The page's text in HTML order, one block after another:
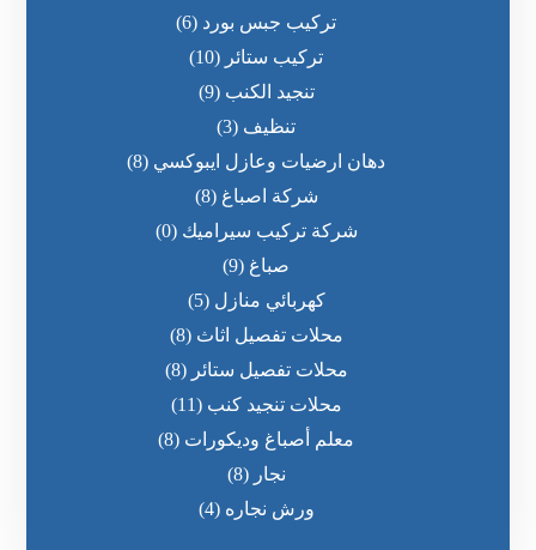
تركيب جبس بورد (6)
تركيب ستائر (10)
تنجيد الكنب (9)
تنظيف (3)
دهان ارضيات وعازل ايبوكسي (8)
شركة اصباغ (8)
شركة تركيب سيراميك (0)
صباغ (9)
كهربائي منازل (5)
محلات تفصيل اثاث (8)
محلات تفصيل ستائر (8)
محلات تنجيد كنب (11)
معلم أصباغ وديكورات (8)
نجار (8)
ورش نجاره (4)